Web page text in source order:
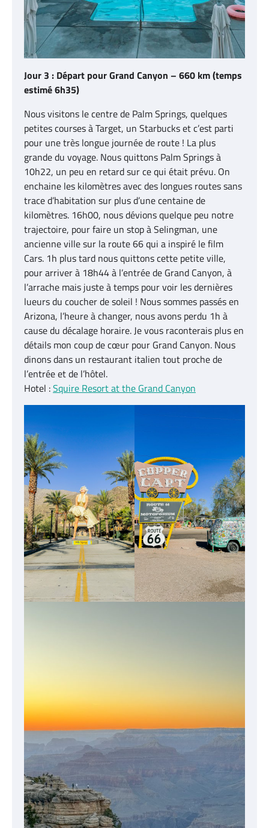
Jour 3 : Départ pour Grand Canyon – 660 km (temps
estimé 6h35)
Nous visitons le centre de Palm Springs, quelques
petites courses à Target, un Starbucks et c’est parti
pour une très longue journée de route ! La plus
grande du voyage. Nous quittons Palm Springs à
10h22, un peu en retard sur ce qui était prévu. On
enchaine les kilomètres avec des longues routes sans
trace d’habitation sur plus d’une centaine de
kilomètres. 16h00, nous dévions quelque peu notre
trajectoire, pour faire un stop à Selingman, une
ancienne ville sur la route 66 qui a inspiré le film
Cars. 1h plus tard nous quittons cette petite ville,
pour arriver à 18h44 à l’entrée de Grand Canyon, à
l’arrache mais juste à temps pour voir les dernières
lueurs du coucher de soleil ! Nous sommes passés en
Arizona, l’heure à changer, nous avons perdu 1h à
cause du décalage horaire. Je vous raconterais plus en
détails mon coup de cœur pour Grand Canyon. Nous
dinons dans un restaurant italien tout proche de
l’entrée et de l’hôtel.
Hotel :Squire Resort at the Grand Canyon